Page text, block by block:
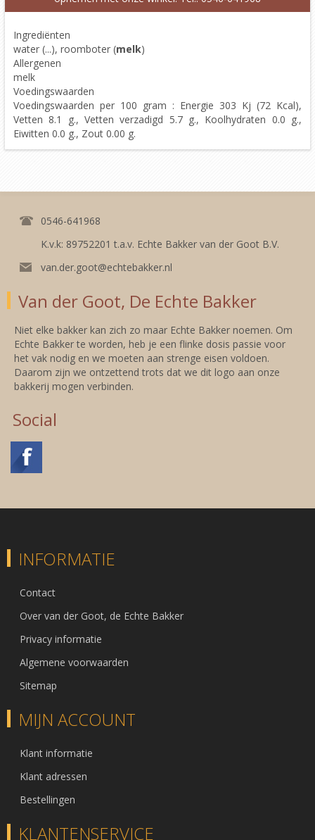
Ingrediënten
water (...), roomboter (melk)
Allergenen
melk
Voedingswaarden
Voedingswaarden per 100 gram : Energie 303 Kj (72 Kcal),
Vetten 8.1 g., Vetten verzadigd 5.7 g., Koolhydraten 0.0 g.,
Eiwitten 0.0 g., Zout 0.00 g.
0546-641968
K.v.k: 89752201 t.a.v. Echte Bakker van der Goot B.V.
van.der.goot@echtebakker.nl
Van der Goot, De Echte Bakker
Niet elke bakker kan zich zo maar Echte Bakker noemen. Om
Echte Bakker te worden, heb je een flinke dosis passie voor
het vak nodig en we moeten aan strenge eisen voldoen.
Daarom zijn we ontzettend trots dat we dit logo aan onze
bakkerij mogen verbinden.
Social
INFORMATIE
Contact
Over van der Goot, de Echte Bakker
Privacy informatie
Algemene voorwaarden
Sitemap
MIJN ACCOUNT
Klant informatie
Klant adressen
Bestellingen
KLANTENSERVICE